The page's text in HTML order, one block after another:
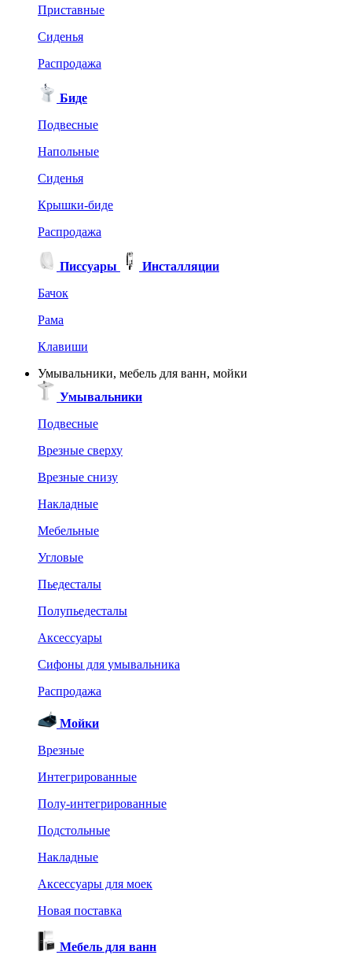
Приставные
Сиденья
Распродажа
Биде
Подвесные
Напольные
Сиденья
Крышки-биде
Распродажа
Писсуары
Инсталляции
Бачок
Рама
Клавиши
Умывальники, мебель для ванн, мойки
Умывальники
Подвесные
Врезные сверху
Врезные снизу
Накладные
Мебельные
Угловые
Пьедесталы
Полупьедесталы
Аксессуары
Сифоны для умывальника
Распродажа
Мойки
Врезные
Интегрированные
Полу-интегрированные
Подстольные
Накладные
Аксессуары для моек
Новая поставка
Мебель для ванн